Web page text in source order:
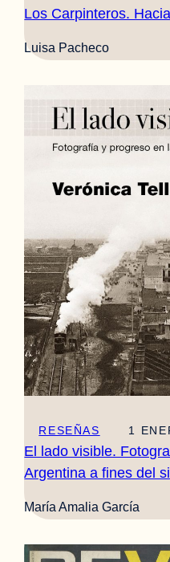
Los Carpinteros.
Luisa Pacheco
RESEÑAS 1
El lado visible.
Argentina a fines del
María Amalia García